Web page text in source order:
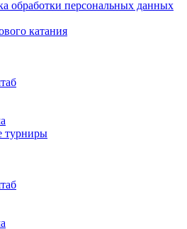
обработки персональных данных
катания
турниры